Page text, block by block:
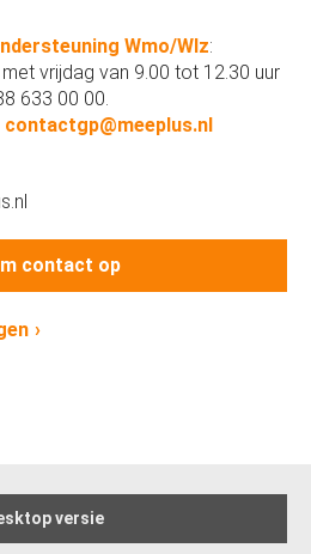
Wmo/Wlz:
vrijdag van 9.00 tot 12.30 uur
633 00 00.
contactgp@meeplus.nl
contact op
versie